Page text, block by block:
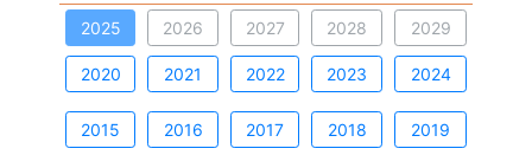
2025 2026 2027 2028 2029
2020 2021 2022 2023 2024
2015 2016 2017 2018 2019